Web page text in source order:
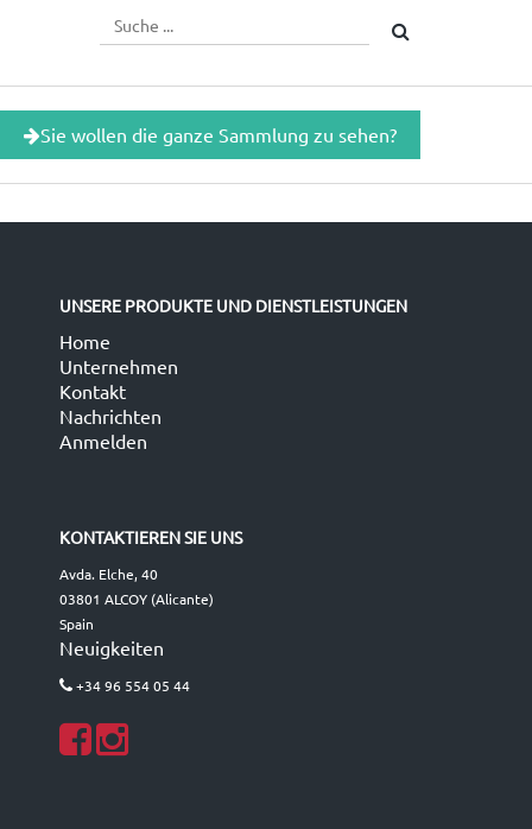
Sie wollen die ganze Sammlung zu sehen?
UNSERE PRODUKTE UND DIENSTLEISTUNGEN
Home
Unternehmen
Kontakt
Nachrichten
Anmelden
KONTAKTIEREN SIE UNS
Avda. Elche, 40
03801 ALCOY (Alicante)
Spain
Neuigkeiten
+34 96 554 05 44